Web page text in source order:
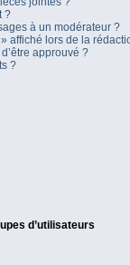
?
à un modérateur ?
affiché lors de la
approuvé ?
?
d’utilisateurs